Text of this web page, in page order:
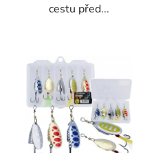
cestu před...